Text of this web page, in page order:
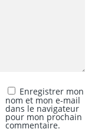
Enregistrer mon
nom et mon e-mail
dans le navigateur
pour mon prochain
commentaire.